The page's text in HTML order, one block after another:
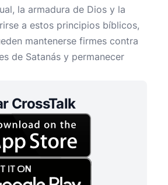
la armadura de Dios y la
a estos principios bíblicos,
mantenerse firmes contra
de Satanás y permanecer
CrossTalk